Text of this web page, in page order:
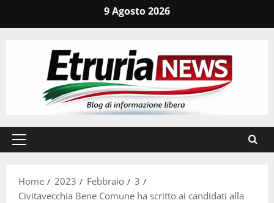
9 Agosto 2026
Menu
Home
2023 Febbraio
3
Civitavecchia Bene Comune ha scritto ai candidati alla